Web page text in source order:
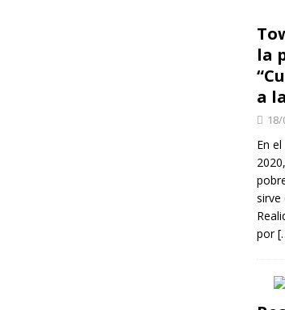
la
a
En
sirve
por